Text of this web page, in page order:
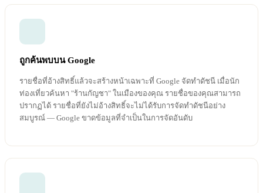
ถูกค้นพบบน Google
รายชื่อที่อ้างสิทธิ์แล้วจะสร้างหน้าเฉพาะที่ Google จัดทำดัชนี เมื่อนัก
ท่องเที่ยวค้นหา "ร้านกัญชา" ในเมืองของคุณ รายชื่อของคุณสามารถ
ปรากฏได้ รายชื่อที่ยังไม่อ้างสิทธิ์จะไม่ได้รับการจัดทำดัชนีอย่าง
สมบูรณ์ — Google ขาดข้อมูลที่จำเป็นในการจัดอันดับ